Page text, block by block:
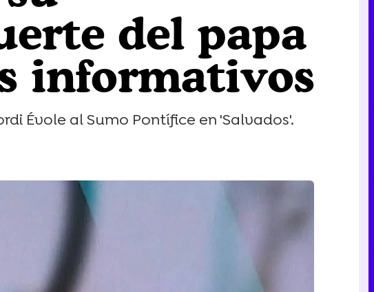
del papa
informativos
Évole al Sumo Pontífice en 'Salvados'.